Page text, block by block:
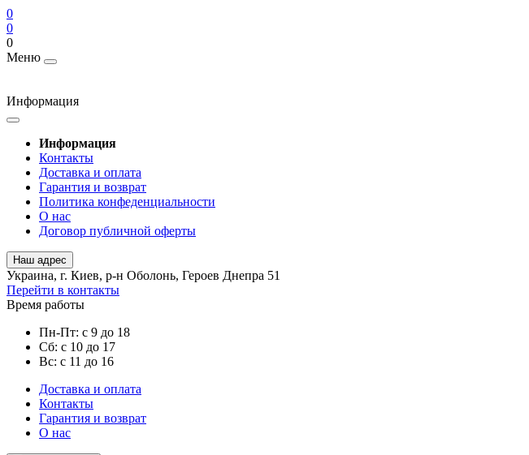
0
0
0
Меню
Информация
Информация
Контакты
Доставка и оплата
Гарантия и возврат
Политика конфеденциальности
О нас
Договор публичной оферты
Наш адрес
Украина, г. Киев, р-н Оболонь, Героев Днепра 51
Перейти в контакты
Время работы
Пн-Пт: с 9 до 18
Сб: с 10 до 17
Вс: с 11 до 16
Доставка и оплата
Контакты
Гарантия и возврат
О нас